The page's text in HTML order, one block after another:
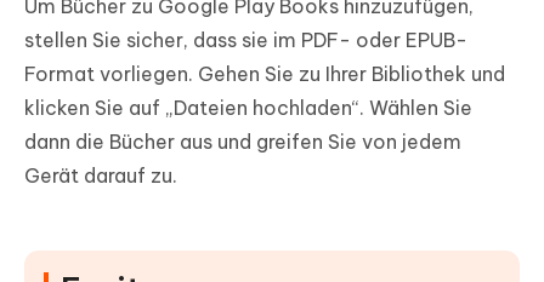
Um Bücher zu Google Play Books hinzuzufügen,
stellen Sie sicher, dass sie im PDF- oder EPUB-
Format vorliegen. Gehen Sie zu Ihrer Bibliothek und
klicken Sie auf „Dateien hochladen“. Wählen Sie
dann die Bücher aus und greifen Sie von jedem
Gerät darauf zu.